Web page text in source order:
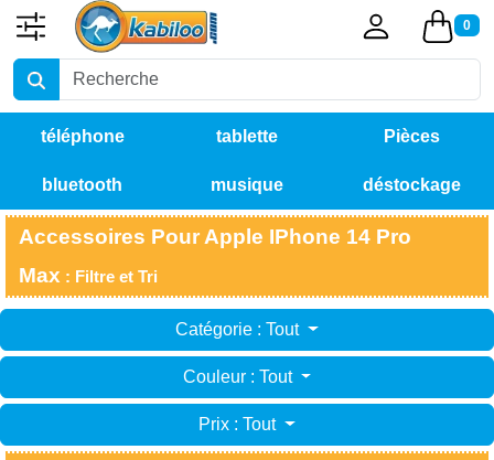
0
téléphone tablette Pièces
détachées
bluetooth musique déstockage
Accessoires Pour Apple IPhone 14 Pro
Max : Filtre et Tri
Catégorie : Tout
Couleur : Tout
Prix : Tout